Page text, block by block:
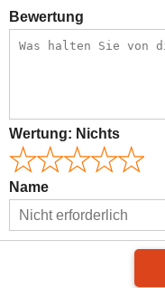
Bewertung
Wertung: Nichts
Name